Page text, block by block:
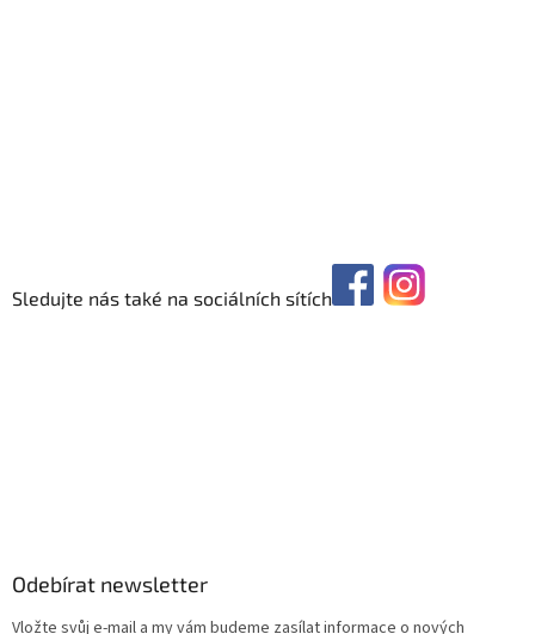
Sledujte nás také na sociálních sítích
Odebírat newsletter
Vložte svůj e-mail a my vám budeme zasílat informace o nových